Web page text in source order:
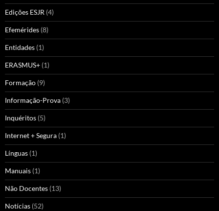
Edições ESJR (4)
Efemérides (8)
Entidades (1)
ERASMUS+ (1)
Formação (9)
Informação-Prova (3)
Inquéritos (5)
Internet + Segura (1)
Línguas (1)
Manuais (1)
Não Docentes (13)
Notícias (52)